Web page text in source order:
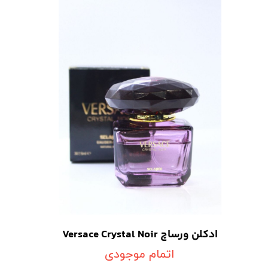
ادکلن ورساچ Versace Crystal Noir
اتمام موجودی